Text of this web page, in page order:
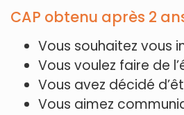
CAP obtenu après 2
Vous souhaitez vous
Vous voulez faire de
Vous avez décidé
Vous aimez